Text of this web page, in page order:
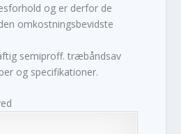
og er derfor de
omkostningsbevidste
semiproff. træbåndsav
og specifikationer.